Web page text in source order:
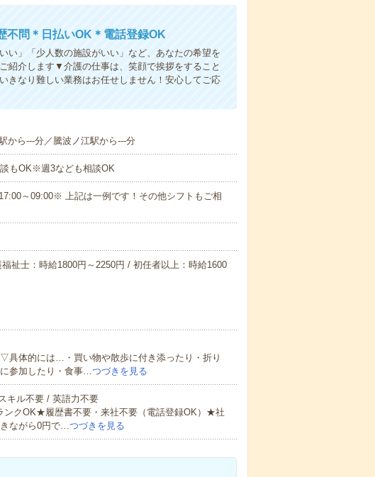
不問＊日払いOK＊電話登録OK
い」「少人数の施設がいい」など、あなたの希望を
紹介します▼介護の仕事は、笑顔で挨拶をすること
きなり難しい業務はお任せしません！安心してご応
から---分／騰波ノ江駅から---分
もOK※週3なども相談OK
～09:00※ 上記は一例です！その他シフトもご相
祉士：時給1800円～2250円 / 初任者以上：時給1600
具体的には…・買い物や散歩に付き添ったり・折り
参加したり・食事…つづきを見る
キル不要 / 英語力不要
クOK★履歴書不要・来社不要（電話登録OK）★社
ながら0円で…つづきを見る